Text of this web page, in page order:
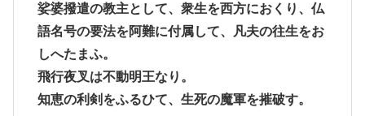
娑婆撥遣の教主として、衆生を西方におくり、仏
語名号の要法を阿難に付属して、凡夫の往生をお
しへたまふ。
飛行夜叉は不動明王なり。
知恵の利剣をふるひて、生死の魔軍を摧破す。